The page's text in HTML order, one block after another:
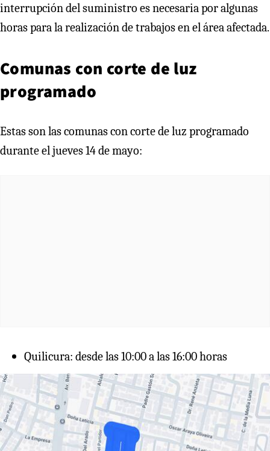
interrupción del suministro es necesaria por algunas
horas para la realización de trabajos en el área afectada.
Comunas con corte de luz
programado
Estas son las comunas con corte de luz programado
durante el jueves 14 de mayo:
Quilicura: desde las 10:00 a las 16:00 horas